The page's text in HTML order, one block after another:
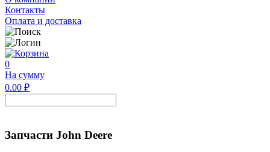
Контакты
Оплата и доставка
0
На сумму
0.00 ₽
Запчасти John Deere